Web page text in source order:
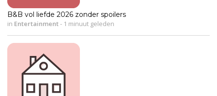
B&B vol liefde 2026 zonder spoilers
in Entertainment- 1 minuut geleden